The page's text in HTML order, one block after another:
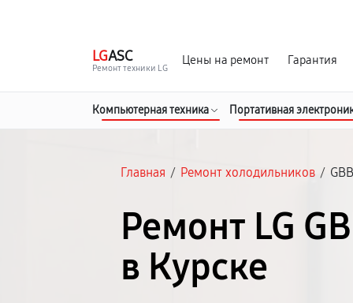
LGASC
Ремонт техники LG
Цены на ремонт Гарантия
Компьютерная техника Портативная
Главная / Ремонт холодильников /
Ремонт LG
в Курске